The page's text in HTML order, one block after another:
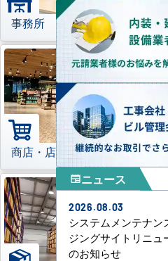
事務所
商店・店舗
newspaperニュース
2026.08.03
システムメンテナン
ジングサイトリニュ
のお知らせ